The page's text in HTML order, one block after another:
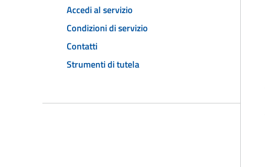
Accedi al servizio
Condizioni di servizio
Contatti
Strumenti di tutela